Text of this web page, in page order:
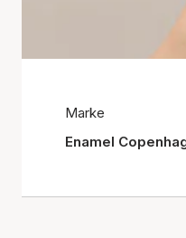
Marke
Enamel